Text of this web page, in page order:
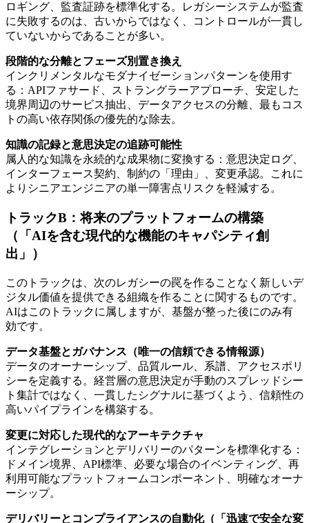
ロギング、監査証跡を標準化する。レガシーシステムが監査
に失敗するのは、古いからではなく、コントロールが一貫し
ていないからであることが多い。
段階的な分離とフェーズ別置き換え
インクリメンタルなモダナイゼーションパターンを使用す
る：APIファサード、ストラングラーアプローチ、安定した
境界周辺のサービス抽出、データアクセスの分離、最もコス
トの高い依存関係の優先的な除去。
知識の記録と意思決定の追跡可能性
属人的な知識を永続的な成果物に変換する：意思決定ログ、
インターフェース契約、制約の「理由」、変更承認。これに
よりシニアエンジニアの単一障害点リスクを軽減する。
トラックB：将来のプラットフォームの構築
（「AIを含む現代的な機能のキャパシティ創
出」）
このトラックは、次のレガシーの罠を作ることなく新しいデ
ジタル価値を提供できる組織を作ることに関するものです。
AIはこのトラックに属しますが、基盤が整った後にのみ有
効です。
データ基盤とガバナンス（唯一の信頼できる情報源）
データのオーナーシップ、品質ルール、系譜、アクセスポリ
シーを定義する。経営層の意思決定が手動のスプレッドシー
ト集計ではなく、一貫したシグナルに基づくよう、信頼性の
高いパイプラインを構築する。
変更に対応した現代的なアーキテクチャ
インテグレーションとデリバリーのパターンを標準化する：
ドメイン境界、API標準、必要な場合のイベンティング、再
利用可能なプラットフォームコンポーネント、明確なオーナ
ーシップ。
デリバリーとコンプライアンスの自動化（「迅速で安全な変